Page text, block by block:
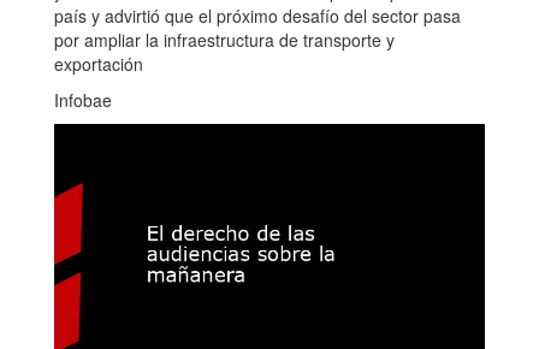
país y advirtió que el próximo desafío del sector pasa
por ampliar la infraestructura de transporte y
exportación
Infobae